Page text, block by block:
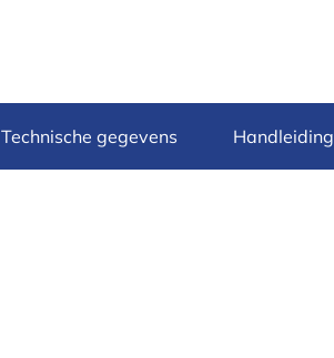
Technische gegevens Handleiding